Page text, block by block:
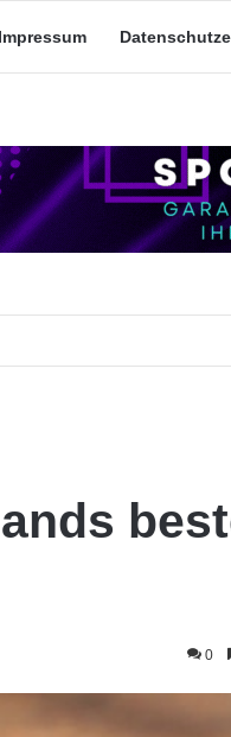
Impressum
Schützenhilfe?
0